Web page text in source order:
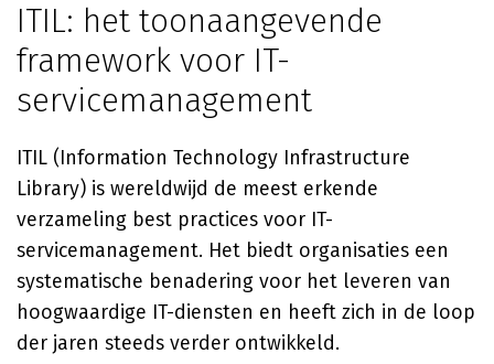
ITIL: het toonaangevende
framework voor IT-
servicemanagement
ITIL (Information Technology Infrastructure
Library) is wereldwijd de meest erkende
verzameling best practices voor IT-
servicemanagement. Het biedt organisaties een
systematische benadering voor het leveren van
hoogwaardige IT-diensten en heeft zich in de loop
der jaren steeds verder ontwikkeld.